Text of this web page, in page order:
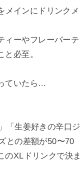
メインにドリンクメ
ィーやフレーバーテ
必至。
ていたら…
「生姜好きの辛口ジ
との差額が50〜70
のXLドリンクで決ま